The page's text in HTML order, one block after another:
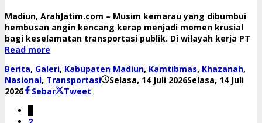
​Madiun, ArahJatim.com – Musim kemarau yang dibumbui
hembusan angin kencang kerap menjadi momen krusial
bagi keselamatan transportasi publik. Di wilayah kerja PT
Read more
Berita, Galeri, Kabupaten Madiun, Kamtibmas, Khazanah,
Nasional, Transportasi Selasa, 14 Juli 2026Selasa, 14 Juli
2026olehSebar
Tweet